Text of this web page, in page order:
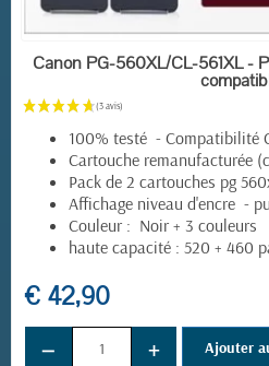
EN
Canon PG-560XL/CL-561XL -
100% testé - Compatibilité
Cartouche remanufacturée
Pack de 2 cartouches pg
Affichage niveau d'encre -
Couleur : Noir + 3 couleurs
haute capacité : 520 + 460
€ 42,90
− + Ajouter